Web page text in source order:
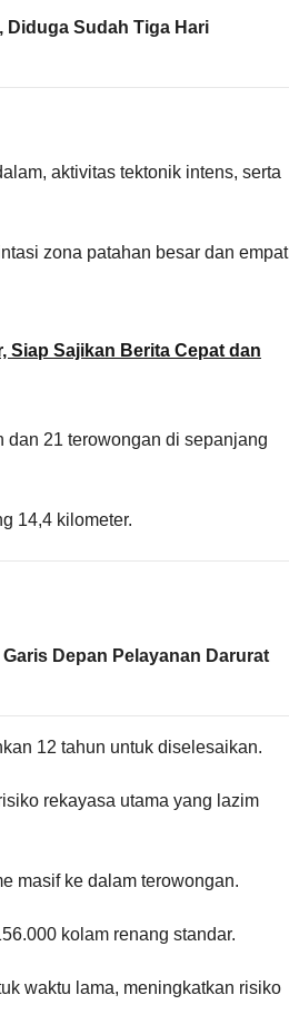
Sudah Tiga Hari
aktivitas tektonik intens, serta
zona patahan besar dan empat
Siap Sajikan Berita Cepat dan
dan 21 terowongan di sepanjang
14,4 kilometer.
Depan Pelayanan Darurat
12 tahun untuk diselesaikan.
rekayasa utama yang lazim
masif ke dalam terowongan.
kolam renang standar.
waktu lama, meningkatkan risiko